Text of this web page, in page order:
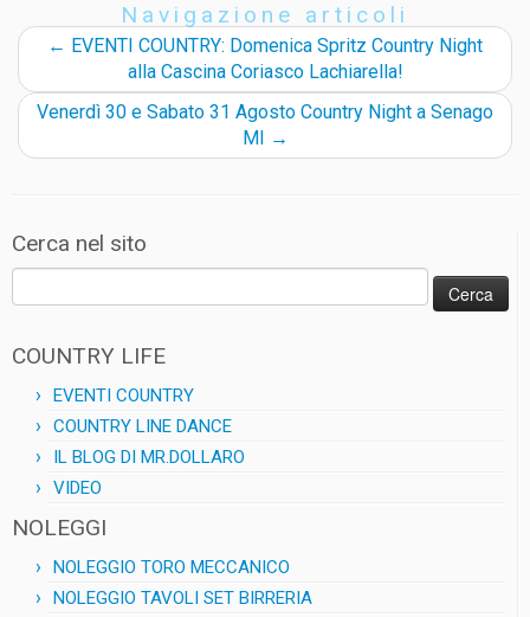
o
p
p
a
m
n
k
Navigazione articoli
← EVENTI COUNTRY: Domenica Spritz Country Night
alla Cascina Coriasco Lachiarella!
Venerdì 30 e Sabato 31 Agosto Country Night a Senago
MI →
Cerca nel sito
per:
COUNTRY LIFE
EVENTI COUNTRY
COUNTRY LINE DANCE
IL BLOG DI MR.DOLLARO
VIDEO
NOLEGGI
NOLEGGIO TORO MECCANICO
NOLEGGIO TAVOLI SET BIRRERIA